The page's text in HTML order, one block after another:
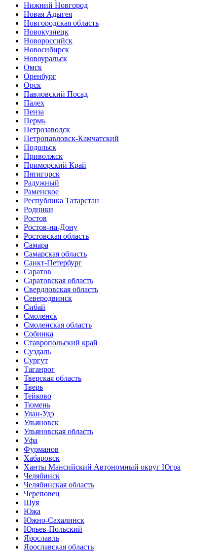
Нижний Новгород
Новая Адыгея
Новгородская область
Новокузнецк
Новороссийск
Новосибирск
Новоуральск
Омск
Оренбург
Орск
Павловский Посад
Палех
Пенза
Пермь
Петрозаводск
Петропавловск-Камчатский
Подольск
Приволжск
Приморский Край
Пятигорск
Радужный
Раменское
Республика Татарстан
Родники
Ростов
Ростов-на-Дону
Ростовская область
Самара
Самарская область
Санкт-Петербург
Саратов
Саратовская область
Свердловская область
Северодвинск
Сибай
Смоленск
Смоленская область
Собинка
Ставропольский край
Суздаль
Сургут
Таганрог
Тверская область
Тверь
Тейково
Тюмень
Улан-Удэ
Ульяновск
Ульяновская область
Уфа
Фурманов
Хабаровск
Ханты Мансийский Автономный округ Югра
Челябинск
Челябинская область
Череповец
Шуя
Южа
Южно-Сахалинск
Юрьев-Польский
Ярославль
Ярославская область